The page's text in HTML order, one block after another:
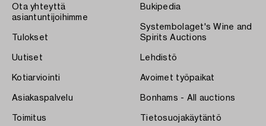
Ota yhteyttä
asiantuntijoihimme
Tulokset
Uutiset
Kotiarviointi
Asiakaspalvelu
Toimitus
Bukipedia
Systembolaget's Wine and
Spirits Auctions
Lehdistö
Avoimet työpaikat
Bonhams - All auctions
Tietosuojakäytäntö